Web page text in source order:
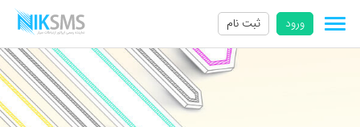
ورود ثبت نام